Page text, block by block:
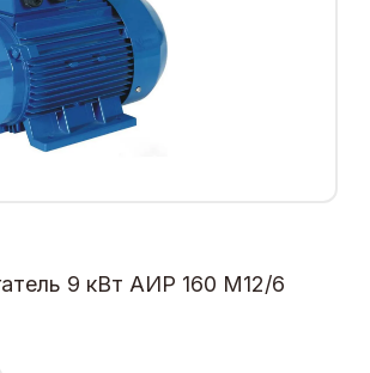
9 кВт АИР 160 М12/6